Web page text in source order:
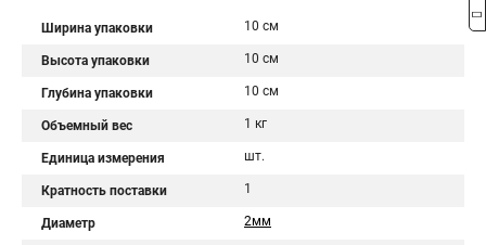
Ширина упаковки 10 см
Высота упаковки 10 см
Глубина упаковки 10 см
Объемный вес 1 кг
Единица измерения шт.
Кратность поставки 1
Диаметр 2мм